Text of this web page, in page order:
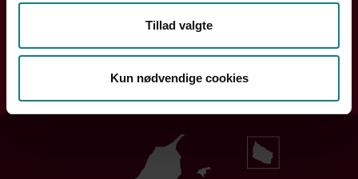
Tillad valgte
Kun nødvendige cookies
Søg efter din kreds